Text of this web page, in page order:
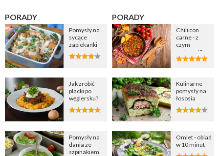
PORADY
Pomysły na
sycące
zapiekanki
Jak zrobić
placki po
węgiersku?
Pomysły na
dania ze
szpinakiem
PORADY
Chili con
carne - z
czym
podawać?
Kulinarne
pomysły na
łososia
Omlet - obiad
w 10 minut